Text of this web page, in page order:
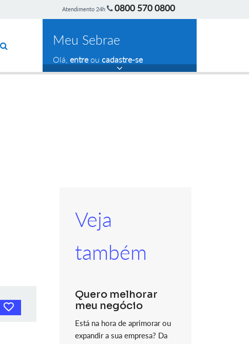
Atendimento 24h 0800 570 0800
Meu Sebrae
Olá, entreou cadastre-se
Veja
também
Quero melhorar
meu negócio
Está na hora de aprimorar ou
expandir a sua empresa? Da